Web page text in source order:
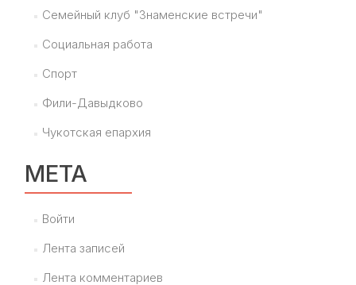
Семейный клуб "Знаменские встречи"
Социальная работа
Спорт
Фили-Давыдково
Чукотская епархия
МЕТА
Войти
Лента записей
Лента комментариев